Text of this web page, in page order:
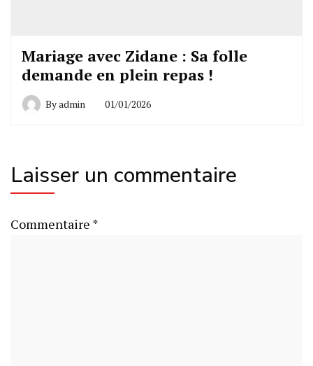
Mariage avec Zidane : Sa folle
demande en plein repas !
Byadmin 01/01/2026
Laisser un commentaire
Commentaire *